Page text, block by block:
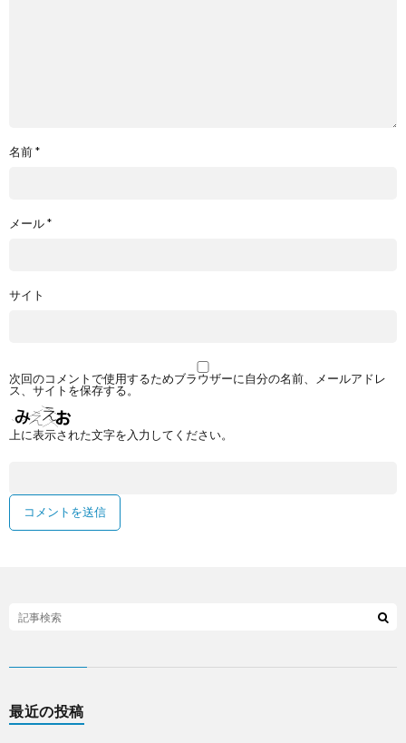
名前*
メール*
サイト
次回のコメントで使用するためブラウザーに自分の名前、メールアドレ
ス、サイトを保存する。
上に表示された文字を入力してください。
最近の投稿